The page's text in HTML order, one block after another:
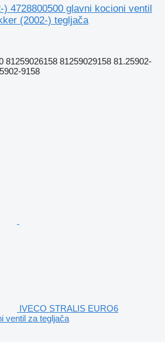
4728800500 glavni kocioni ventil
(2002-) tegljača
81259026158 81259029158 81.25902-
9158
IVECO STRALIS EURO6
ventil za tegljača